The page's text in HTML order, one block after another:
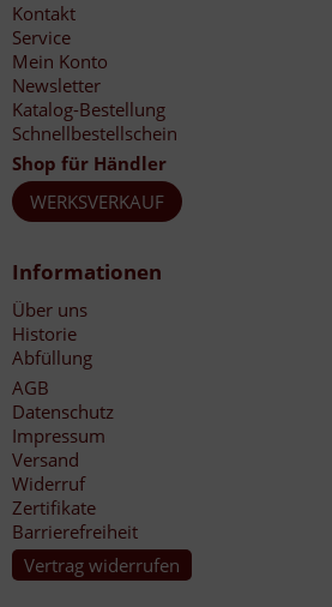
Kontakt
Service
Mein Konto
Newsletter
Katalog-Bestellung
Schnellbestellschein
Shop für Händler
WERKSVERKAUF
Informationen
Über uns
Historie
Abfüllung
AGB
Datenschutz
Impressum
Versand
Widerruf
Zertifikate
Barrierefreiheit
Vertrag widerrufen